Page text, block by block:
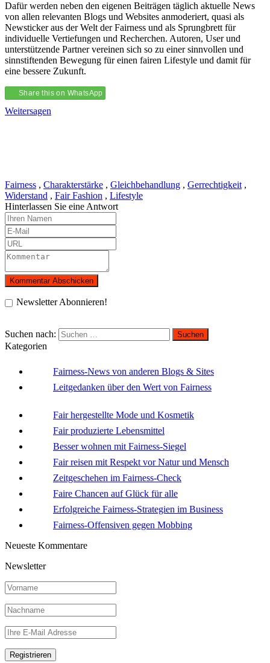
Dafür werden neben den eigenen Beiträgen täglich aktuelle News
von allen relevanten Blogs und Websites anmoderiert, quasi als
Newsticker aus der Welt der Fairness und als Sprungbrett für
individuelle Vertiefungen und Recherchen. Autoren, User und
unterstützende Partner vereinen sich so zu einer sinnvollen und
sinnstiftenden Bewegung für einen fairen Lifestyle und damit für
eine bessere Zukunft.
Share this on WhatsApp
Weitersagen
Fairness , Charakterstärke , Gleichbehandlung , Gerrechtigkeit,
Widerstand , Fair Fashion , Lifestyle
Hinterlassen Sie eine Antwort
Newsletter Abonnieren!
Suchen nach:
Kategorien
Fairness-News von anderen Blogs & Sites
Leitgedanken über den Wert von Fairness
Fair hergestellte Mode und Kosmetik
Fair produzierte Lebensmittel
Besser wohnen mit Fairness-Siegel
Fair reisen mit Respekt vor Natur und Mensch
Zeitgeschehen im Fairness-Check
Faire Chancen auf Glück für alle
Erfolgreiche Fairness-Strategien im Business
Fairness-Offensiven gegen Mobbing
Neueste Kommentare
Newsletter